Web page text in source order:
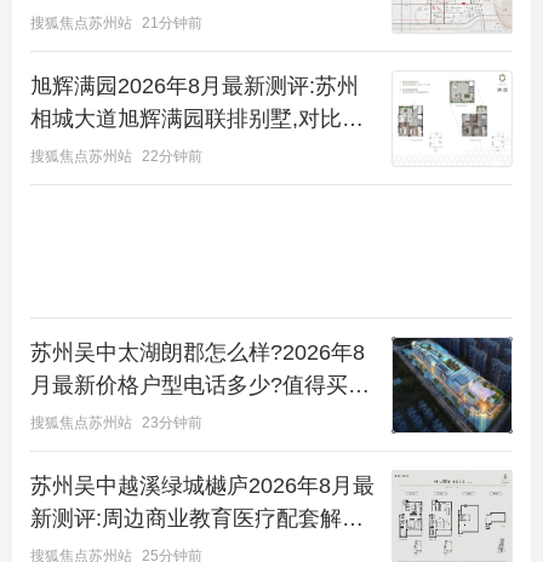
【优势分析：五进式归家园林】归家之路，就像逛
一座精致的苏州园林。一进是约80米宽的恢弘大门；
付利率双低
搜狐焦点苏州站 21分钟前
旭辉满园2026年8月最新测评:苏州
相城大道旭辉满园联排别墅,对比同
区域竞品优势在哪
搜狐焦点苏州站 22分钟前
苏州吴中太湖朗郡怎么样?2026年8
月最新价格户型电话多少?值得买
吗?
搜狐焦点苏州站 23分钟前
苏州吴中越溪绿城樾庐2026年8月最
新测评:周边商业教育医疗配套解析
绿城樾庐配套
搜狐焦点苏州站 25分钟前